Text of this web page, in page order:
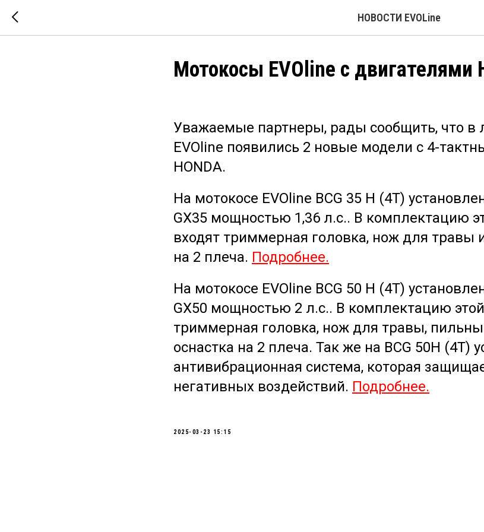
НОВОСТИ EVOLine
Мотокосы EVOline с двигателями
Уважаемые партнеры, рады сообщить, что в
EVOline появились 2 новые модели с 4-
HONDA.
На мотокосе EVOline BCG 35 H (4T)
GX35 мощностью 1,36 л.с.. В комплектацию
входят триммерная головка, нож для травы
на 2 плеча. Подробнее.
На мотокосе EVOline BCG 50 H (4T)
GX50 мощностью 2 л.с.. В комплектацию
триммерная головка, нож для травы,
оснастка на 2 плеча. Так же на BCG 50H (4T)
антивибрационная система, которая
негативных воздействий. Подробнее.
2025-03-23 15:15